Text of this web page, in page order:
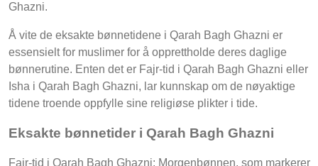
Ghazni.
Å vite de eksakte bønnetidene i Qarah Bagh Ghazni er
essensielt for muslimer for å opprettholde deres daglige
bønnerutine. Enten det er Fajr-tid i Qarah Bagh Ghazni eller
Isha i Qarah Bagh Ghazni, lar kunnskap om de nøyaktige
tidene troende oppfylle sine religiøse plikter i tide.
Eksakte bønnetider i Qarah Bagh Ghazni
Fajr-tid i Qarah Bagh Ghazni: Morgenbønnen, som markerer